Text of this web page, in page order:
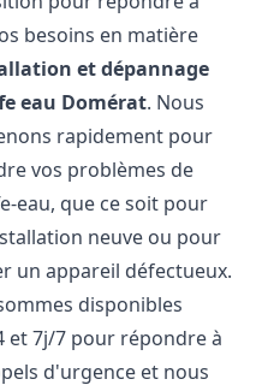
besoins en matière
et dépannage
eau Domérat. Nous
rapidement pour
vos problèmes de
eau, que ce soit pour
neuve ou pour
un appareil défectueux.
disponibles
et 7j/7 pour répondre à
d'urgence et nous